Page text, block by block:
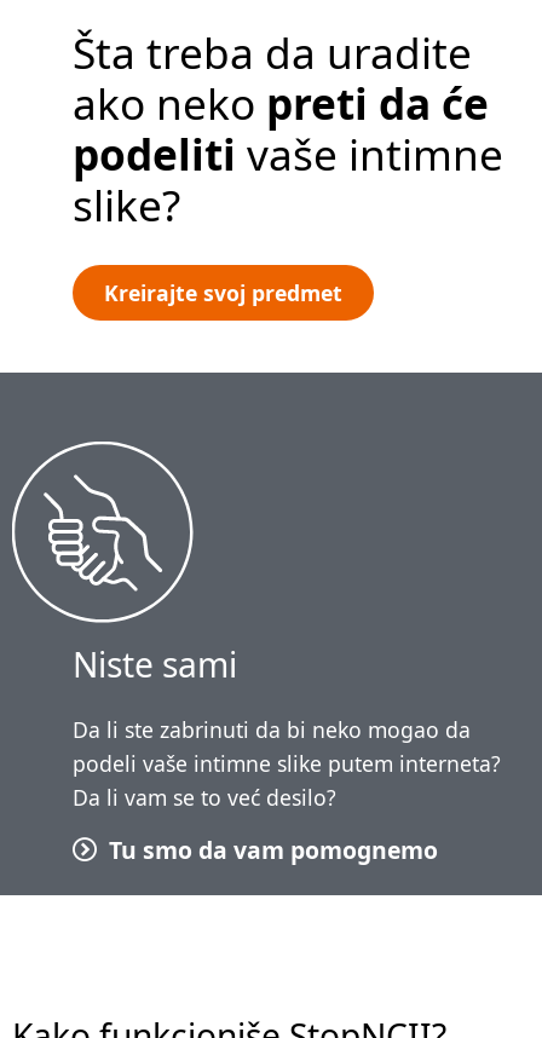
predmet
Šta treba da uradite
ako neko preti da će
podeliti vaše intimne
slike?
Kreirajte svoj predmet
Niste sami
Da li ste zabrinuti da bi neko mogao da
podeli vaše intimne slike putem interneta?
Da li vam se to već desilo?
Tu smo da vam pomognemo